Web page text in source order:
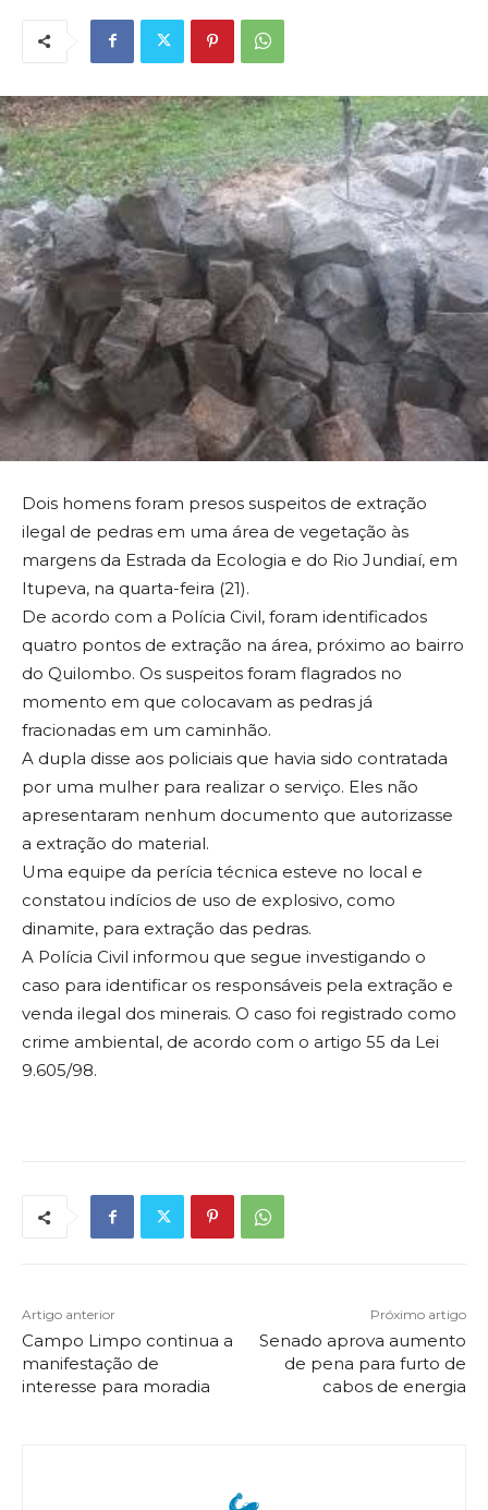
Dois homens foram presos suspeitos de extração
ilegal de pedras em uma área de vegetação às
margens da Estrada da Ecologia e do Rio Jundiaí, em
Itupeva, na quarta-feira (21).
De acordo com a Polícia Civil, foram identificados
quatro pontos de extração na área, próximo ao bairro
do Quilombo. Os suspeitos foram flagrados no
momento em que colocavam as pedras já
fracionadas em um caminhão.
A dupla disse aos policiais que havia sido contratada
por uma mulher para realizar o serviço. Eles não
apresentaram nenhum documento que autorizasse
a extração do material.
Uma equipe da perícia técnica esteve no local e
constatou indícios de uso de explosivo, como
dinamite, para extração das pedras.
A Polícia Civil informou que segue investigando o
caso para identificar os responsáveis pela extração e
venda ilegal dos minerais. O caso foi registrado como
crime ambiental, de acordo com o artigo 55 da Lei
9.605/98.
Artigo anterior
Campo Limpo continua a
manifestação de
interesse para moradia
Próximo artigo
Senado aprova aumento
de pena para furto de
cabos de energia